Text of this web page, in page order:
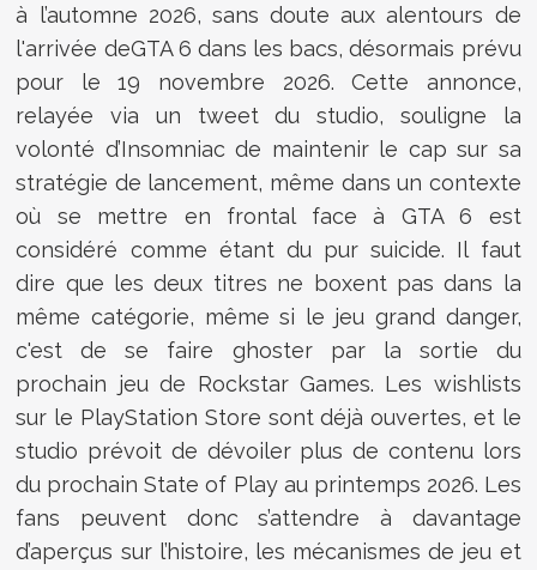
à l’automne 2026, sans doute aux alentours de
l'arrivée deGTA 6 dans les bacs, désormais prévu
pour le 19 novembre 2026. Cette annonce,
relayée via un tweet du studio, souligne la
volonté d’Insomniac de maintenir le cap sur sa
stratégie de lancement, même dans un contexte
où se mettre en frontal face à GTA 6 est
considéré comme étant du pur suicide. Il faut
dire que les deux titres ne boxent pas dans la
même catégorie, même si le jeu grand danger,
c'est de se faire ghoster par la sortie du
prochain jeu de Rockstar Games. Les wishlists
sur le PlayStation Store sont déjà ouvertes, et le
studio prévoit de dévoiler plus de contenu lors
du prochain State of Play au printemps 2026. Les
fans peuvent donc s’attendre à davantage
d’aperçus sur l’histoire, les mécanismes de jeu et